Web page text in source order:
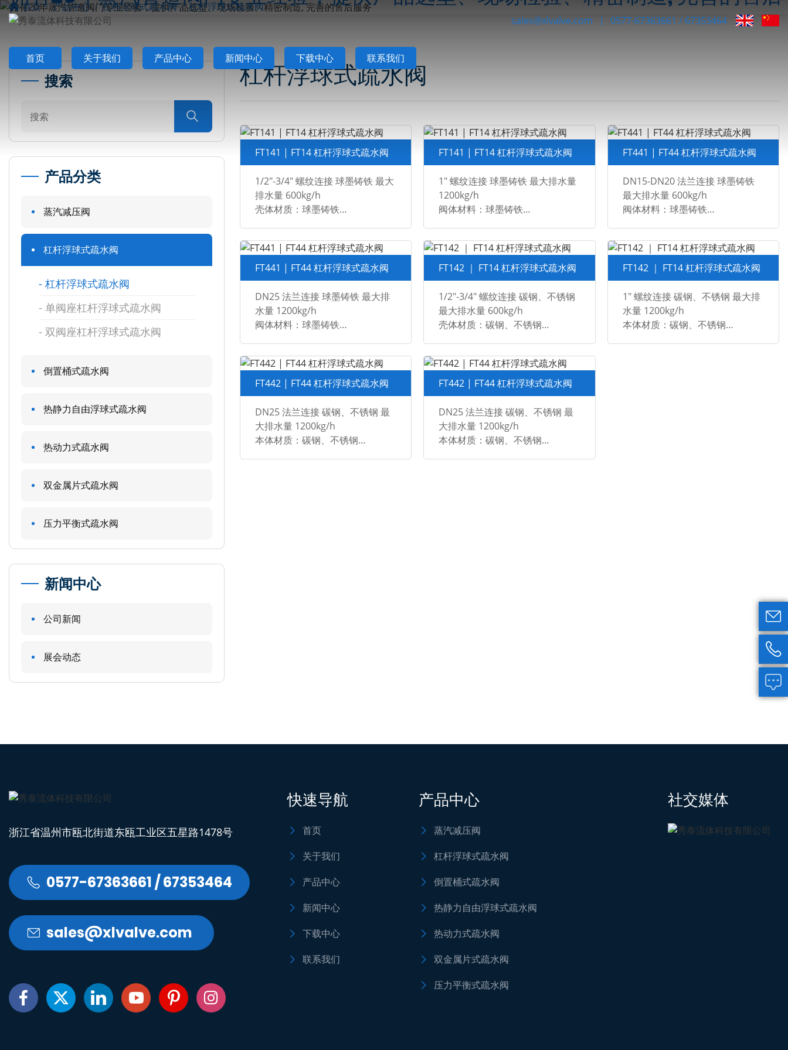
sales@xlvalve.com 0577-67363661 / 67353464
首页 关于我们 产品中心 新闻中心 下载中心 联系我们
首页 产品中心 杠杆浮球式疏水阀 杠杆浮球式疏水阀
搜索

产品分类
蒸汽减压阀
杠杆浮球式疏水阀
杠杆浮球式疏水阀
单阀座杠杆浮球式疏水阀
双阀座杠杆浮球式疏水阀
倒置桶式疏水阀
热静力自由浮球式疏水阀
热动力式疏水阀
双金属片式疏水阀
压力平衡式疏水阀
新闻中心
公司新闻
展会动态
杠杆浮球式疏水阀
FT141 | FT14 杠杆浮球式疏水阀
1/2"-3/4" 螺纹连接 球墨铸铁 最大
排水量 600kg/h
壳体材质：球墨铸铁
BSPT, NPT
FT141 | FT14 杠杆浮球式疏水阀
1" 螺纹连接 球墨铸铁 最大排水量
1200kg/h
阀体材料：球墨铸铁
BSPT、NPT
FT441 | FT44 杠杆浮球式疏水阀
DN15-DN20 法兰连接 球墨铸铁
最大排水量 600kg/h
阀体材料：球墨铸铁
PN16
FT441 | FT44 杠杆浮球式疏水阀
DN25 法兰连接 球墨铸铁 最大排
水量 1200kg/h
阀体材料：球墨铸铁
FT142 ｜ FT14 杠杆浮球式疏水阀
1/2"-3/4" 螺纹连接 碳钢、不锈钢
最大排水量 600kg/h
壳体材质：碳钢、不锈钢
1/2"-3/4" 螺纹 BSP, BSPT, NPT
1/2"-3/4" 焊接 SW, BW
FT142 ｜ FT14 杠杆浮球式疏水阀
1" 螺纹连接 碳钢、不锈钢 最大排
水量 1200kg/h
本体材质：碳钢、不锈钢
FT442 | FT44 杠杆浮球式疏水阀
DN25 法兰连接 碳钢、不锈钢 最
大排水量 1200kg/h
本体材质：碳钢、不锈钢
FT442 | FT44 杠杆浮球式疏水阀
DN25 法兰连接 碳钢、不锈钢 最
大排水量 1200kg/h
本体材质：碳钢、不锈钢
浙江省温州市瓯北街道东瓯工业区五星路1478号
 0577-67363661 / 67353464
 sales@xlvalve.com
     
快速导航
 首页
 关于我们
 产品中心
 新闻中心
 下载中心
 联系我们
产品中心
 蒸汽减压阀
 杠杆浮球式疏水阀
 倒置桶式疏水阀
 热静力自由浮球式疏水阀
 热动力式疏水阀
 双金属片式疏水阀
 压力平衡式疏水阀
社交媒体


